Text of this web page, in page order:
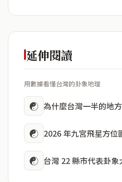
延伸閱讀
用數據看懂台灣的卦象地理
☯ 為什麼台灣一半的地
☯ 2026 年九宮飛星方位
☯ 台灣 22 縣市代表卦象